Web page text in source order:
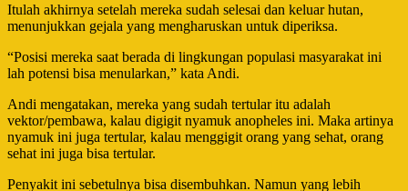
Itulah akhirnya setelah mereka sudah selesai dan keluar hutan,
menunjukkan gejala yang mengharuskan untuk diperiksa.
“Posisi mereka saat berada di lingkungan populasi masyarakat ini
lah potensi bisa menularkan,” kata Andi.
Andi mengatakan, mereka yang sudah tertular itu adalah
vektor/pembawa, kalau digigit nyamuk anopheles ini. Maka artinya
nyamuk ini juga tertular, kalau menggigit orang yang sehat, orang
sehat ini juga bisa tertular.
Penyakit ini sebetulnya bisa disembuhkan. Namun yang lebih